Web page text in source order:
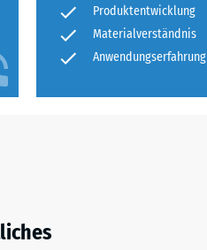
Produktentwicklung
Materialverständnis
Anwendungserfahrung